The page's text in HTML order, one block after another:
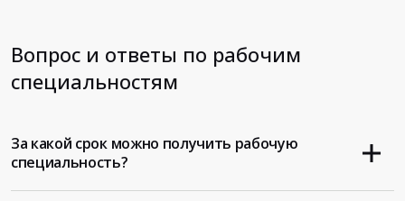
Вопрос и ответы по рабочим
специальностям
За какой срок можно получить рабочую
специальность?